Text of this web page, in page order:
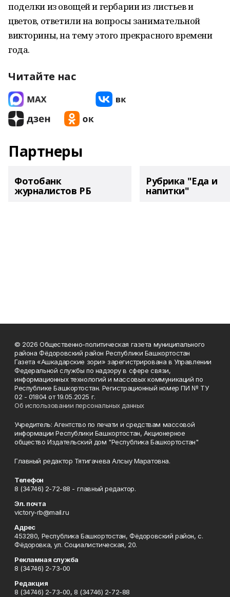
поделки из овощей и гербарии из листьев и
цветов, ответили на вопросы занимательной
викторины, на тему этого прекрасного времени
года.
Читайте нас
Партнеры
Фотобанк
журналистов РБ
Рубрика "Еда и
напитки"
© 2026 Общественно-политическая газета муниципального
района Фёдоровский район Республики Башкортостан
Газета «Ашкадарские зори» зарегистрирована в Управлении
Федеральной службы по надзору в сфере связи,
информационных технологий и массовых коммуникаций по
Республике Башкортостан. Регистрационный номер ПИ № ТУ
02 - 01804 от 19.05.2025 г.
Об использовании персональных данных
Учредитель: Агентство по печати и средствам массовой
информации Республики Башкортостан, Акционерное
общество Издательский дом "Республика Башкортостан"
Главный редактор Тятигачева Алсыу Маратовна.
Телефон
8 (34746) 2-72-88 - главный редактор.
Эл. почта
victory-rb@mail.ru
Адрес
453280, Республика Башкортостан, Фёдоровский район, с.
Фёдоровка, ул. Социалистическая, 20.
Рекламная служба
8 (34746) 2-73-00
Редакция
8 (34746) 2-73-00, 8 (34746) 2-72-88